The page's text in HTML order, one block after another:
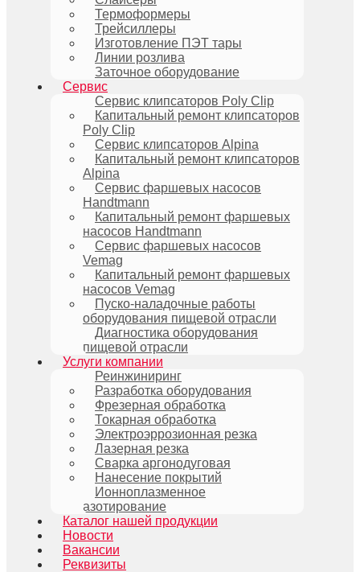
Термоформеры
Трейсиллеры
Изготовление ПЭТ тары
Линии розлива
Заточное оборудование
Сервис
Сервис клипсаторов Poly Clip
Капитальный ремонт клипсаторов
Poly Clip
Сервис клипсаторов Alpina
Капитальный ремонт клипсаторов
Alpina
Сервис фаршевых насосов
Handtmann
Капитальный ремонт фаршевых
насосов Handtmann
Сервис фаршевых насосов
Vemag
Капитальный ремонт фаршевых
насосов Vemag
Пуско-наладочные работы
оборудования пищевой отрасли
Диагностика оборудования
пищевой отрасли
Услуги компании
Реинжиниринг
Разработка оборудования
Фрезерная обработка
Токарная обработка
Электроэррозионная резка
Лазерная резка
Сварка аргонодуговая
Нанесение покрытий
Ионноплазменное
азотирование
Каталог нашей продукции
Новости
Вакансии
Реквизиты